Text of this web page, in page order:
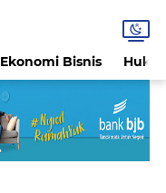
Ekonomi Bisnis